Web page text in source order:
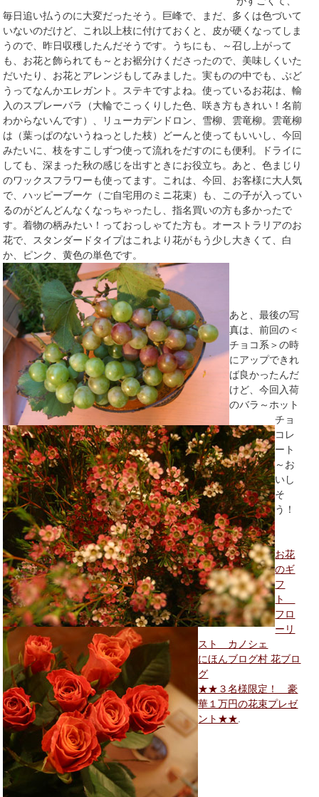
毎日追い払うのに大変だったそう。巨峰で、まだ、多くは色づいて
いないのだけど、これ以上枝に付けておくと、皮が硬くなってしま
うので、昨日収穫したんだそうです。うちにも、～召し上がって
も、お花と飾られても～とお裾分けくださったので、美味しくいた
だいたり、お花とアレンジもしてみました。実ものの中でも、ぶど
うってなんかエレガント。ステキですよね。使っているお花は、輸
入のスプレーバラ（大輪でこっくりした色、咲き方もきれい！名前
わからないんです）、リューカデンドロン、雪柳、雲竜柳。雲竜柳
は（葉っぱのないうねっとした枝）どーんと使ってもいいし、今回
みたいに、枝をすこしずつ使って流れをだすのにも便利。ドライに
しても、深まった秋の感じを出すときにお役立ち。あと、色まじり
のワックスフラワーも使ってます。これは、今回、お客様に大人気
で、ハッピーブーケ（ご自宅用のミニ花束）も、この子が入ってい
るのがどんどんなくなっちゃったし、指名買いの方も多かったで
す。着物の柄みたい！っておっしゃてた方も。オーストラリアのお
花で、スタンダードタイプはこれより花がもう少し大きくて、白
か、ピンク、黄色の単色です。
あと、最後の写
真は、前回の＜
チョコ系＞の時
にアップできれ
ば良かったんだ
けど、今回入荷
のバラ～ホット
チョ
コレ
ート
～お
いし
そ
う！
お花
のギ
フ
ト
フロ
ーリ
スト カノシェ
にほんブログ村 花ブロ
グ
★★３名様限定！ 豪
華１万円の花束プレゼ
ント★★.